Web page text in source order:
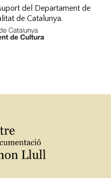
del Departament de
de Catalunya.